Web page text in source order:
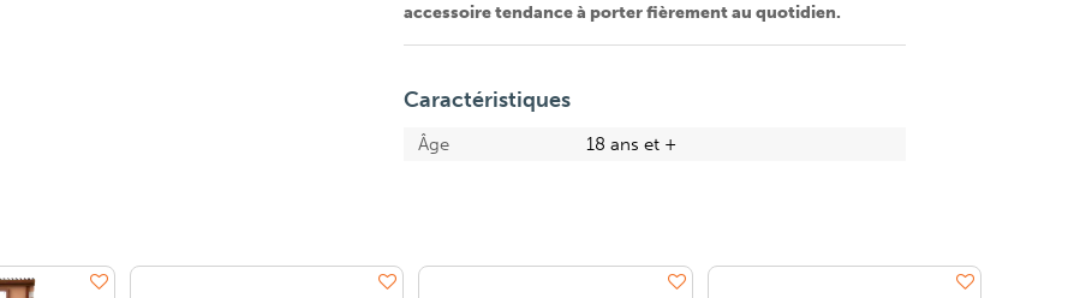
accessoire tendance à porter fièrement au quotidien.
Caractéristiques
Âge 18 ans et +